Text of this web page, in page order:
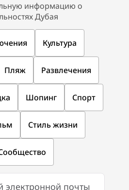
информацию о
Дубая
Культура
Пляж Развлечения
Шопинг Спорт
Стиль жизни